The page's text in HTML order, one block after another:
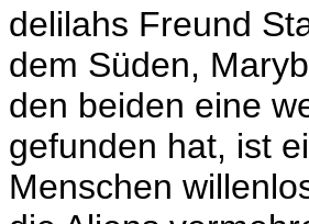
delilahs Freund
dem Süden,
den beiden eine
gefunden hat, ist
Menschen